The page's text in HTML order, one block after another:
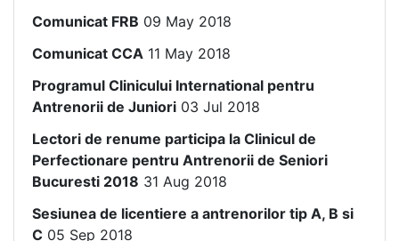
Comunicat FRB 09 May 2018
Comunicat CCA 11 May 2018
Programul Clinicului International pentru
Antrenorii de Juniori 03 Jul 2018
Lectori de renume participa la Clinicul de
Perfectionare pentru Antrenorii de Seniori
Bucuresti 2018 31 Aug 2018
Sesiunea de licentiere a antrenorilor tip A, B si
C 05 Sep 2018